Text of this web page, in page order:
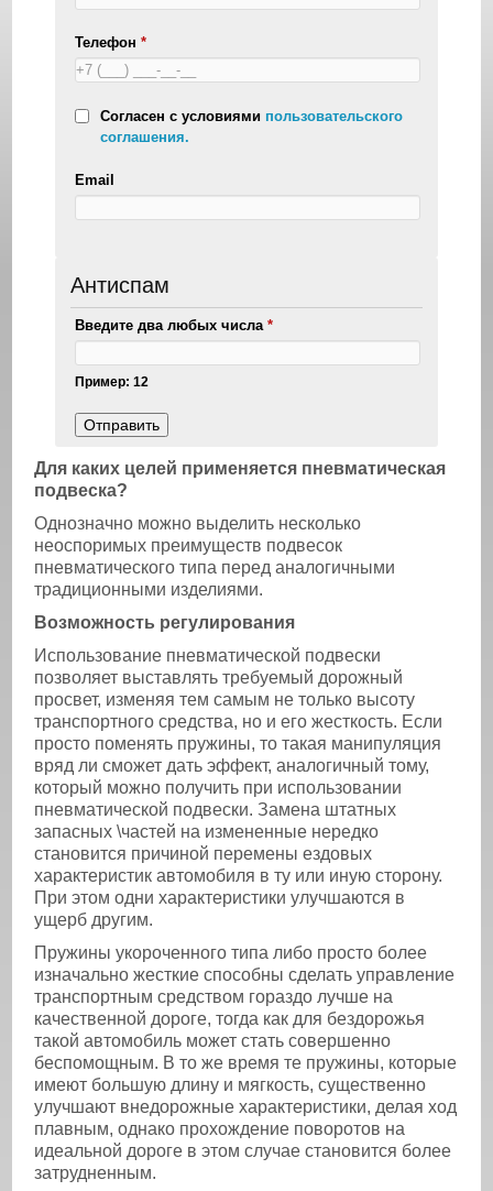
Телефон *
Согласен с условиями пользовательского
соглашения.
Email
Антиспам
Введите два любых числа *
Пример: 12
Для каких целей применяется пневматическая
подвеска?
Однозначно можно выделить несколько
неоспоримых преимуществ подвесок
пневматического типа перед аналогичными
традиционными изделиями.
Возможность регулирования
Использование пневматической подвески
позволяет выставлять требуемый дорожный
просвет, изменяя тем самым не только высоту
транспортного средства, но и его жесткость. Если
просто поменять пружины, то такая манипуляция
вряд ли сможет дать эффект, аналогичный тому,
который можно получить при использовании
пневматической подвески. Замена штатных
запасных \частей на измененные нередко
становится причиной перемены ездовых
характеристик автомобиля в ту или иную сторону.
При этом одни характеристики улучшаются в
ущерб другим.
Пружины укороченного типа либо просто более
изначально жесткие способны сделать управление
транспортным средством гораздо лучше на
качественной дороге, тогда как для бездорожья
такой автомобиль может стать совершенно
беспомощным. В то же время те пружины, которые
имеют большую длину и мягкость, существенно
улучшают внедорожные характеристики, делая ход
плавным, однако прохождение поворотов на
идеальной дороге в этом случае становится более
затрудненным.